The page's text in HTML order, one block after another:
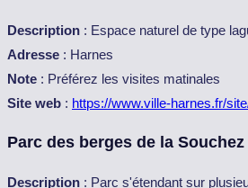
Description : Espace naturel de type
Adresse : Harnes
Note : Préférez les visites matinales
Site web : https://www.ville-harnes.fr/
Parc des berges de la Souchez
Description : Parc s'étendant sur